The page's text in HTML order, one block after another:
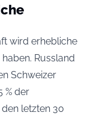
wird erhebliche
Russland
Schweizer
% der
letzten 30